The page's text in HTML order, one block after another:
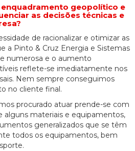
geopolítico e
as decisões técnicas e
de racionalizar e otimizar as
a Pinto & Cruz Energia e Sistemas
numerosa e o aumento
reflete-se imediatamente nos
Nem sempre conseguimos
no cliente final.
procurado atuar prende-se com
alguns materiais e equipamentos,
generalizados que se têm
todos os equipamentos, bem